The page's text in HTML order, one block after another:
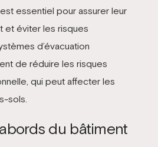
essentiel pour assurer leur
et éviter les risques
d’évacuation
de réduire les risques
qui peut affecter les
sols.
du bâtiment